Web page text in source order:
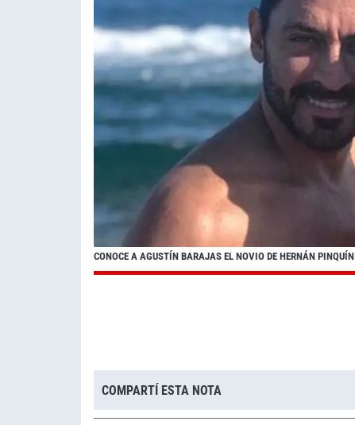
CONOCE A AGUSTÍN BARAJAS EL NOVIO DE HERNÁN PINQUÍN
COMPARTÍ ESTA NOTA